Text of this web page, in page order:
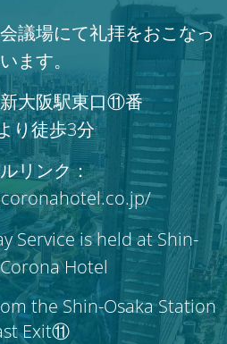
議場にて礼拝をおこなっ
ます。
大阪駅東口⑪番
り徒歩3分
リンク：
Service is held at Shin-
Hotel
the Shin-Osaka Station
Exit⑪